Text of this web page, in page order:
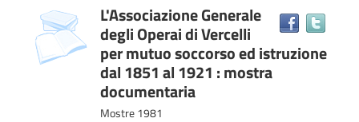
Dettaglio
del
documento
copertina L'Associazione Generale
degli Operai di Vercelli
per mutuo soccorso ed istruzione
dal 1851 al 1921 : mostra
documentaria
Mostre1981